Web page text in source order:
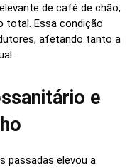
de café de chão,
total. Essa condição
afetando tanto a
e
passadas elevou a